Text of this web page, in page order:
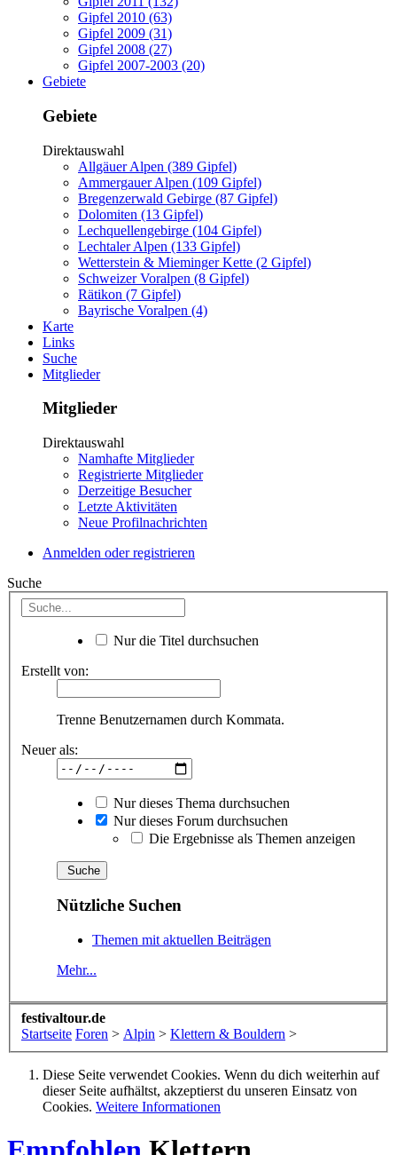
Gipfel 2010 (63)
Gipfel 2009 (31)
Gipfel 2008 (27)
Gipfel 2007-2003 (20)
Gebiete
Gebiete
Direktauswahl
Allgäuer Alpen (389 Gipfel)
Ammergauer Alpen (109 Gipfel)
Bregenzerwald Gebirge (87 Gipfel)
Dolomiten (13 Gipfel)
Lechquellengebirge (104 Gipfel)
Lechtaler Alpen (133 Gipfel)
Wetterstein & Mieminger Kette (2 Gipfel)
Schweizer Voralpen (8 Gipfel)
Rätikon (7 Gipfel)
Bayrische Voralpen (4)
Karte
Links
Suche
Mitglieder
Mitglieder
Direktauswahl
Namhafte Mitglieder
Registrierte Mitglieder
Derzeitige Besucher
Letzte Aktivitäten
Neue Profilnachrichten
Anmelden oder registrieren
Suche
Nur die Titel durchsuchen
Erstellt von:
Trenne Benutzernamen durch Kommata.
Neuer als:
Nur dieses Thema durchsuchen
Nur dieses Forum durchsuchen
Die Ergebnisse als Themen anzeigen
Nützliche Suchen
Themen mit aktuellen Beiträgen
Mehr...
festivaltour.de
Startseite Foren > Alpin > Klettern & Bouldern >
Diese Seite verwendet Cookies. Wenn du dich weiterhin auf
dieser Seite aufhältst, akzeptierst du unseren Einsatz von
Cookies. Weitere Informationen